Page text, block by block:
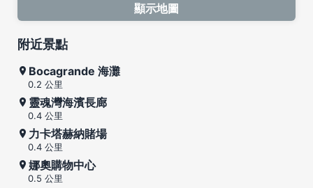
顯示地圖
附近景點
Bocagrande 海灘
0.2 公里
靈魂灣海濱長廊
0.4 公里
力卡塔赫納賭場
0.4 公里
娜奧購物中心
0.5 公里